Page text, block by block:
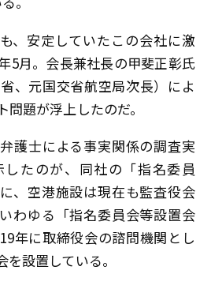
、安定していたこの会社に激
5月。会長兼社長の甲斐正彰氏
、元国交省航空局次長）によ
題が浮上したのだ。
護士による事実関係の調査実
たのが、同社の「指名委員
、空港施設は現在も監査役会
わゆる「指名委員会等設置会
年に取締役会の諮問機関とし
設置している。